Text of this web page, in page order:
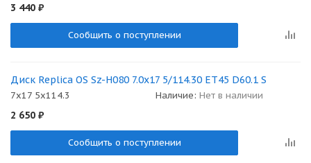
3 440 ₽
Сообщить о поступлении
Диск Replica OS Sz-H080 7.0x17 5/114.30 ET45 D60.1 S
7x17 5x114.3 Наличие: Нет в наличии
2 650 ₽
Сообщить о поступлении